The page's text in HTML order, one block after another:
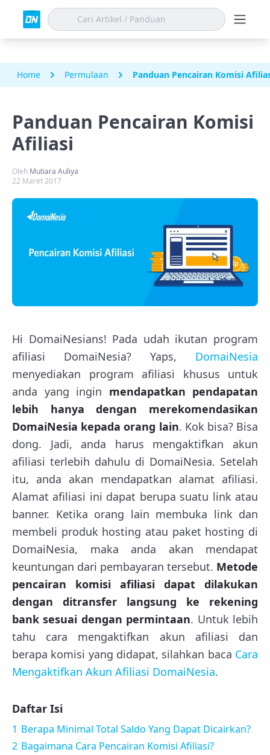
Home Permulaan Panduan Pencairan Komisi
Panduan Pencairan Komisi
Afiliasi
Oleh Mutiara Auliya
22 Maret 2017
Hi DomaiNesians! Pada udah ikutan program
afiliasi DomaiNesia? Yaps, DomaiNesia
menyediakan program afiliasi khusus untuk
anda yang ingin mendapatkan pendapatan
lebih hanya dengan merekomendasikan
DomaiNesia kepada orang lain. Kok bisa? Bisa
dong. Jadi, anda harus mengaktifkan akun
afiliasi terlebih dahulu di DomaiNesia. Setelah
itu, anda akan mendapatkan alamat afiliasi.
Alamat afiliasi ini dapat berupa suatu link atau
banner. Ketika orang lain membuka link dan
membeli produk hosting atau paket hosting di
DomaiNesia, maka anda akan mendapat
keuntungan dari pembayaran tersebut. Metode
pencairan komisi afiliasi dapat dilakukan
dengan ditransfer langsung ke rekening
bank sesuai dengan permintaan. Untuk lebih
tahu cara mengaktifkan akun afiliasi dan
berapa komisi yang didapat, silahkan baca Cara
Mengaktifkan Akun Afiliasi DomaiNesia.
Daftar Isi
1 Berapa Minimal Total Saldo Yang Dapat Dicairkan?
2 Bagaimana Cara Pencairan Komisi Afiliasi?